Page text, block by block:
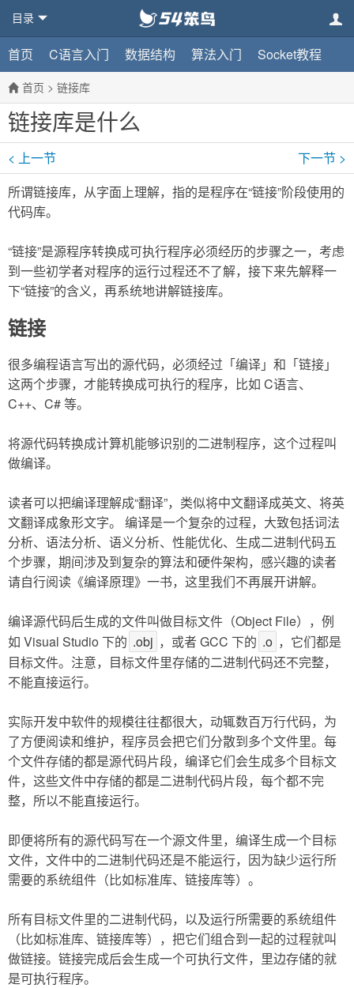
首页 C语言入门 数据结构 算法入门 Socket教程
目录
首页 > 链接库
链接库是什么
< 上一节
下一节 >
所谓链接库，从字面上理解，指的是程序在“链接”阶段使用的
代码库。
“链接”是源程序转换成可执行程序必须经历的步骤之一，考虑
到一些初学者对程序的运行过程还不了解，接下来先解释一
下“链接”的含义，再系统地讲解链接库。
链接
很多编程语言写出的源代码，必须经过「编译」和「链接」
这两个步骤，才能转换成可执行的程序，比如 C语言、
C++、C# 等。
将源代码转换成计算机能够识别的二进制程序，这个过程叫
做编译。
读者可以把编译理解成“翻译”，类似将中文翻译成英文、将英
文翻译成象形文字。 编译是一个复杂的过程，大致包括词法
分析、语法分析、语义分析、性能优化、生成二进制代码五
个步骤，期间涉及到复杂的算法和硬件架构，感兴趣的读者
请自行阅读《编译原理》一书，这里我们不再展开讲解。
编译源代码后生成的文件叫做目标文件（Object File），例
如 Visual Studio 下的 .obj ，或者 GCC 下的 .o ，它们都是
目标文件。注意，目标文件里存储的二进制代码还不完整，
不能直接运行。
实际开发中软件的规模往往都很大，动辄数百万行代码，为
了方便阅读和维护，程序员会把它们分散到多个文件里。每
个文件存储的都是源代码片段，编译它们会生成多个目标文
件，这些文件中存储的都是二进制代码片段，每个都不完
整，所以不能直接运行。
即便将所有的源代码写在一个源文件里，编译生成一个目标
文件，文件中的二进制代码还是不能运行，因为缺少运行所
需要的系统组件（比如标准库、链接库等）。
所有目标文件里的二进制代码，以及运行所需要的系统组件
（比如标准库、链接库等），把它们组合到一起的过程就叫
做链接。链接完成后会生成一个可执行文件，里边存储的就
是可执行程序。